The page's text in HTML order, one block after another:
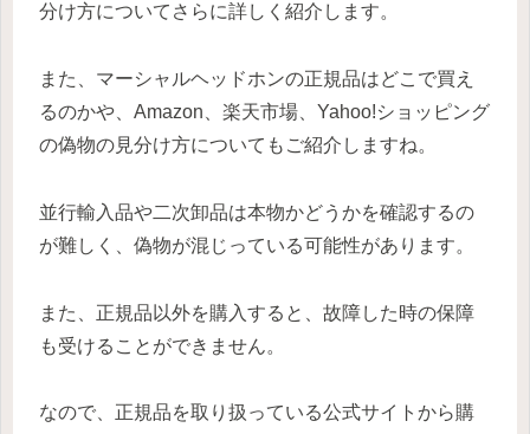
分け方についてさらに詳しく紹介します。
また、マーシャルヘッドホンの正規品はどこで買え
るのかや、Amazon、楽天市場、Yahoo!ショッピング
の偽物の見分け方についてもご紹介しますね。
並行輸入品や二次卸品は本物かどうかを確認するの
が難しく、偽物が混じっている可能性があります。
また、正規品以外を購入すると、故障した時の保障
も受けることができません。
なので、正規品を取り扱っている公式サイトから購